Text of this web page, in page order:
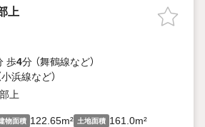
上
歩4分 （舞鶴線など）
小浜線など）
上
物面積 122.65m² 土地面積 161.0m²